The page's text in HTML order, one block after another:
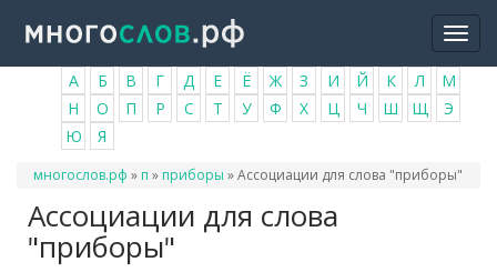
основному
содержанию
А Б В Г Д Е Ё Ж З И Й К Л
М
Н
О П Р С Т У Ф Х Ц Ч Ш Щ
Э
Ю
Я
Вы
многослов.рф » п » приборы »Ассоциации для слова "приборы"
Ассоциации для слова
"приборы"